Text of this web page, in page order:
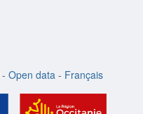
- Open data - Français